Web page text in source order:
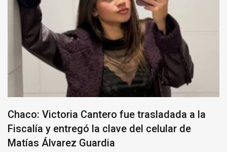
Chaco: Victoria Cantero fue trasladada a la
Fiscalía y entregó la clave del celular de
Matías Álvarez Guardia